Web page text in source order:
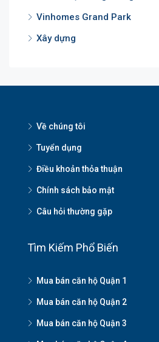
Vinhomes Grand Park
Xây dựng
Về chúng tôi
Tuyển dụng
Điều khoản thỏa thuận
Chính sách bảo mật
Câu hỏi thường gặp
Tìm Kiếm Phổ Biến
Mua bán căn hộ Quận 1
Mua bán căn hộ Quận 2
Mua bán căn hộ Quận 3